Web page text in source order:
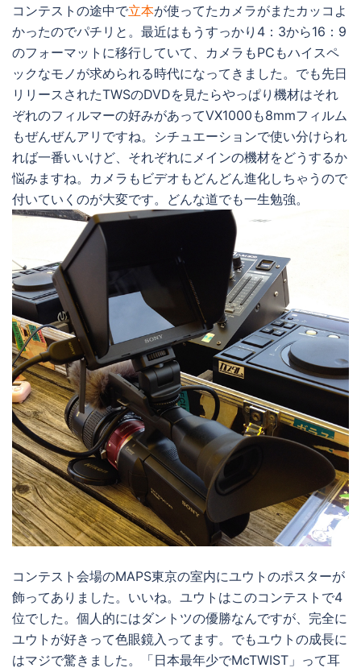
コンテストの途中で立本が使ってたカメラがまたカッコよ
かったのでパチリと。最近はもうすっかり4：3から16：9
のフォーマットに移行していて、カメラもPCもハイスペ
ックなモノが求められる時代になってきました。でも先日
リリースされたTWSのDVDを見たらやっぱり機材はそれ
ぞれのフィルマーの好みがあってVX1000も8mmフィルム
もぜんぜんアリですね。シチュエーションで使い分けられ
れば一番いいけど、それぞれにメインの機材をどうするか
悩みますね。カメラもビデオもどんどん進化しちゃうので
付いていくのが大変です。どんな道でも一生勉強。
コンテスト会場のMAPS東京の室内にユウトのポスターが
飾ってありました。いいね。ユウトはこのコンテストで4
位でした。個人的にはダントツの優勝なんですが、完全に
ユウトが好きって色眼鏡入ってます。でもユウトの成長に
はマジで驚きました。「日本最年少でMcTWIST」って耳